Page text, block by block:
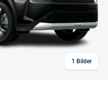
1 Bilder